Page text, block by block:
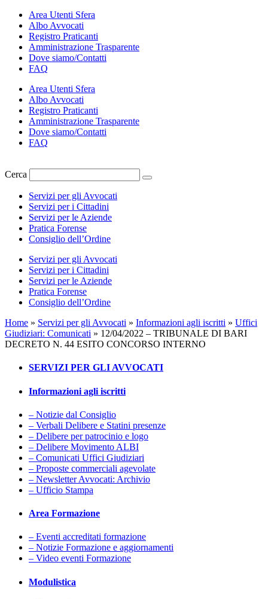
contenuto
Area Utenti Sfera
Albo Avvocati
Registro Praticanti
Amministrazione Trasparente
Dove siamo/Contatti
FAQ
Area Utenti Sfera
Albo Avvocati
Registro Praticanti
Amministrazione Trasparente
Dove siamo/Contatti
FAQ
Cerca
Servizi per gli Avvocati
Servizi per i Cittadini
Servizi per le Aziende
Pratica Forense
Consiglio dell’Ordine
Servizi per gli Avvocati
Servizi per i Cittadini
Servizi per le Aziende
Pratica Forense
Consiglio dell’Ordine
Home » Servizi per gli Avvocati » Informazioni agli iscritti » Uffici
Giudiziari: Comunicati » 12/04/2022 – TRIBUNALE DI BARI
DECRETO N. 44 ESITO CONCORSO INTERNO
SERVIZI PER GLI AVVOCATI
Informazioni agli iscritti
– Notizie dal Consiglio
– Verbali Delibere e Statini presenze
– Delibere per patrocinio e logo
– Delibere Movimento ALBI
– Comunicati Uffici Giudiziari
– Proposte commerciali agevolate
– Newsletter Avvocati: Archivio
– Ufficio Stampa
Area Formazione
– Eventi accreditati formazione
– Notizie Formazione e aggiornamenti
– Video eventi Formazione
Modulistica